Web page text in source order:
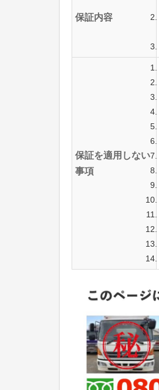
保証内容
保証を適用しない
事項